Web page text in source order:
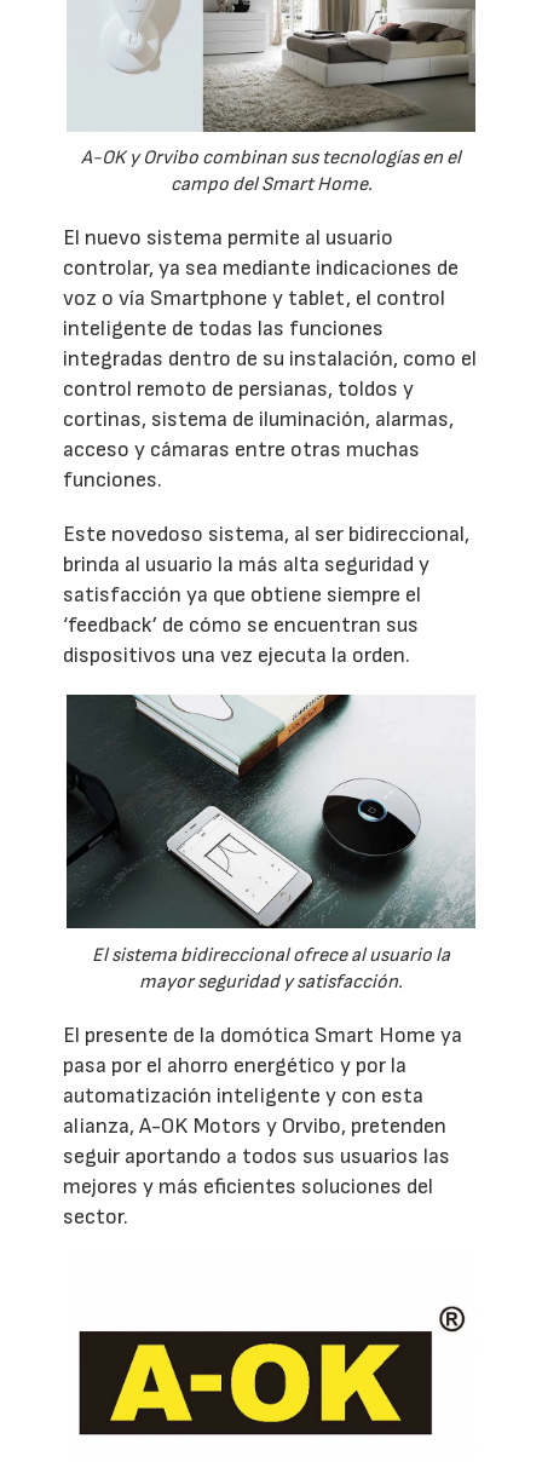
A-OK y Orvibo combinan sus tecnologías en el
campo del Smart Home.
El nuevo sistema permite al usuario
controlar, ya sea mediante indicaciones de
voz o vía Smartphone y tablet, el control
inteligente de todas las funciones
integradas dentro de su instalación, como el
control remoto de persianas, toldos y
cortinas, sistema de iluminación, alarmas,
acceso y cámaras entre otras muchas
funciones.
Este novedoso sistema, al ser bidireccional,
brinda al usuario la más alta seguridad y
satisfacción ya que obtiene siempre el
‘feedback’ de cómo se encuentran sus
dispositivos una vez ejecuta la orden.
El sistema bidireccional ofrece al usuario la
mayor seguridad y satisfacción.
El presente de la domótica Smart Home ya
pasa por el ahorro energético y por la
automatización inteligente y con esta
alianza, A-OK Motors y Orvibo, pretenden
seguir aportando a todos sus usuarios las
mejores y más eficientes soluciones del
sector.